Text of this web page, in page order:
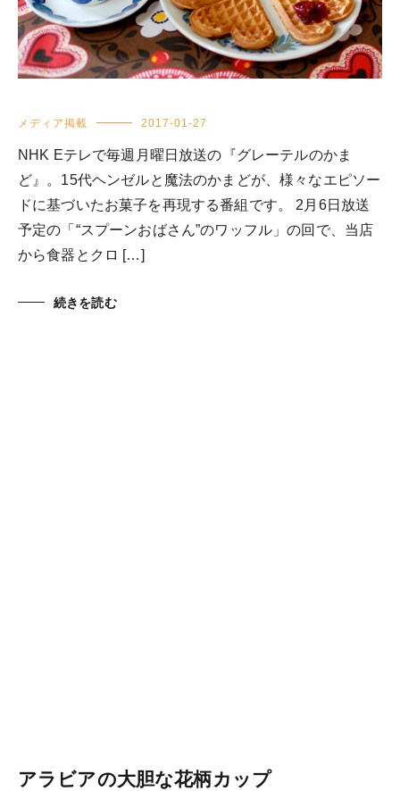
メディア掲載 2017-01-27
NHK Eテレで毎週月曜日放送の『グレーテルのかま
ど』。15代ヘンゼルと魔法のかまどが、様々なエピソー
ドに基づいたお菓子を再現する番組です。 2月6日放送
予定の「“スプーンおばさん”のワッフル」の回で、当店
から食器とクロ […]
続きを読む
アラビアの大胆な花柄カップ